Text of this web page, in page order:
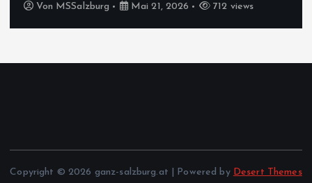
Von MSSalzburg Mai 21, 2026 712 views
Copyright © 2026 ganz-salzburg.at | Powered by Desert Themes